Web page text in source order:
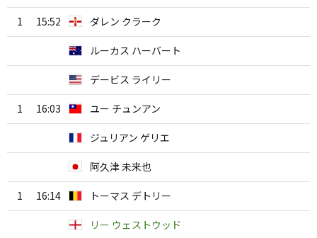
1 15:52 ダレン クラーク
ルーカス ハーバート
デービス ライリー
1 16:03 ユー チュンアン
ジュリアン ゲリエ
阿久津 未来也
1 16:14 トーマス デトリー
リー ウェストウッド